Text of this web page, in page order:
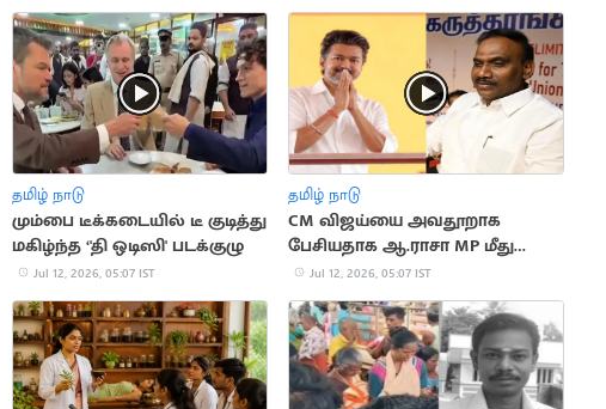
தமிழ் நாடு
மும்பை டீக்கடையில் டீ குடித்து
மகிழ்ந்த ‘'தி ஒடிஸி' படக்குழு
Jul 12, 2026, 05:07 IST
தமிழ் நாடு
CM விஜய்யை அவதூறாக
பேசியதாக ஆ.ராசா MP மீது
வழக்கு
Jul 12, 2026, 05:07 IST